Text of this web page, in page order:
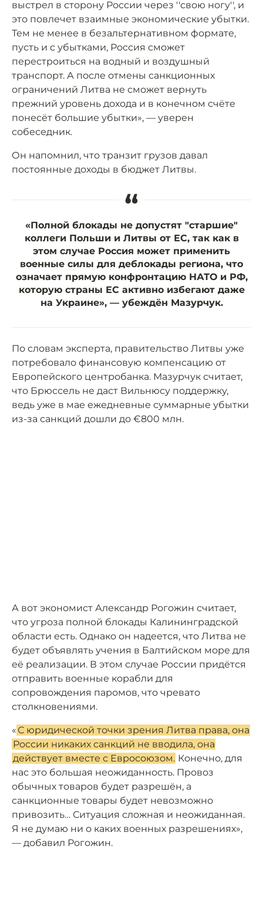
выстрел в сторону России через ''свою ногу'', и
это повлечет взаимные экономические убытки.
Тем не менее в безальтернативном формате,
пусть и с убытками, Россия сможет
перестроиться на водный и воздушный
транспорт. А после отмены санкционных
ограничений Литва не сможет вернуть
прежний уровень дохода и в конечном счёте
понесёт большие убытки», — уверен
собеседник.
Он напомнил, что транзит грузов давал
постоянные доходы в бюджет Литвы.
“
«Полной блокады не допустят "старшие"
коллеги Польши и Литвы от ЕС, так как в
этом случае Россия может применить
военные силы для деблокады региона, что
означает прямую конфронтацию НАТО и РФ,
которую страны ЕС активно избегают даже
на Украине», — убеждён Мазурчук.
По словам эксперта, правительство Литвы уже
потребовало финансовую компенсацию от
Европейского центробанка. Мазурчук считает,
что Брюссель не даст Вильнюсу поддержку,
ведь уже в мае ежедневные суммарные убытки
из-за санкций дошли до €800 млн.
А вот экономист Александр Рогожин считает,
что угроза полной блокады Калининградской
области есть. Однако он надеется, что Литва не
будет объявлять учения в Балтийском море для
её реализации. В этом случае России придётся
отправить военные корабли для
сопровождения паромов, что чревато
столкновениями.
« С юридической точки зрения Литва права, она
России никаких санкций не вводила, она
действует вместе с Евросоюзом. Конечно, для
нас это большая неожиданность. Провоз
обычных товаров будет разрешён, а
санкционные товары будет невозможно
привозить… Ситуация сложная и неожиданная.
Я не думаю ни о каких военных разрешениях»,
— добавил Рогожин.